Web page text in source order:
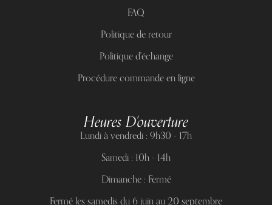
FAQ
Politique de retour
Politique d'échange
Procédure commande en ligne
Heures D'ouverture
Lundi à vendredi : 9h30 - 17h
Samedi : 10h - 14h
Dimanche : Fermé
Fermé les samedis du 6 juin au 20 septembre